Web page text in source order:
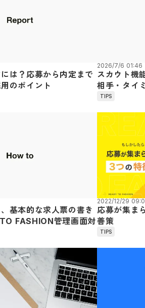
は？応募から内定まで
のポイント
2026/7/6 01:46
スカウト機
相手・タイ
TIPS
基本的な求人票の書き
FASHION管理画面対
2022/12/29
応募が集ま
善策
TIPS